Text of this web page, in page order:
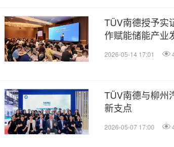
TÜV南德授予实
作赋能储能产业
2026-05-14 17:01
TÜV南德与柳州
新支点
2026-05-07 17:00